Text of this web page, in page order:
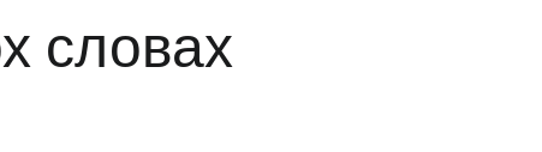
словах